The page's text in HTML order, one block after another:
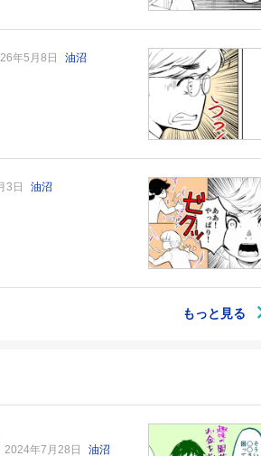
年5月8日 油沼
3日 油沼
もっと見る
2024年7月28日 油沼